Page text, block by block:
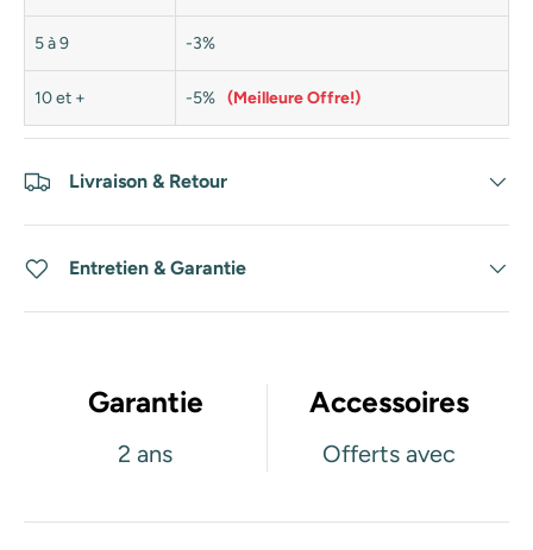
5 à 9 -3%
10 et + -5% (Meilleure Offre!)
Livraison & Retour
Entretien & Garantie
Garantie
2 ans
Accessoires
Offerts avec